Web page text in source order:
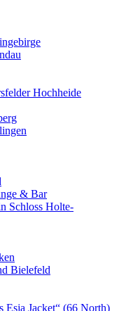
Hochheide
& Bar
Schloss Holte-
Bielefeld
Esja Jacket“ (66 North)